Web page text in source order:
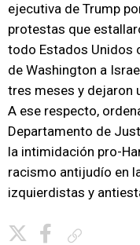
ejecutiva de Trump
protestas que
todo Estados Unidos
de Washington a
tres meses y dejaron
A ese respecto,
Departamento de
la intimidación pro-
racismo antijudío en
izquierdistas y